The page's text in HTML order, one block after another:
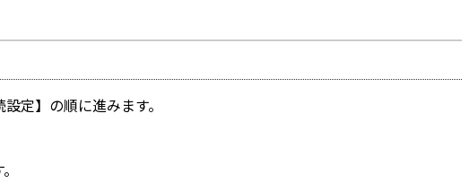
定】の順に進みます。